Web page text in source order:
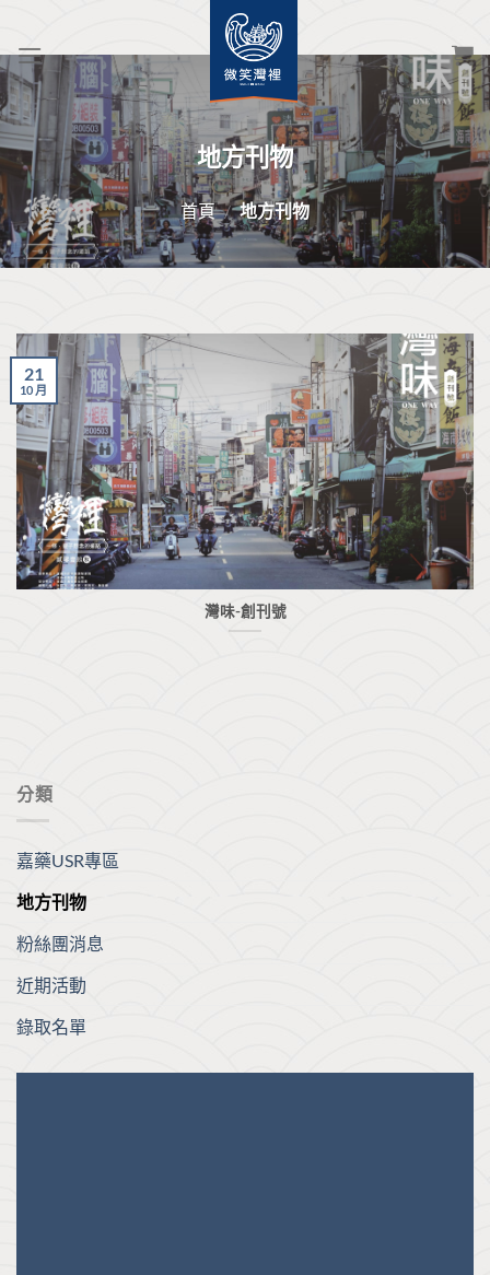
content
地方刊物
首頁 / 地方刊物
灣味-創刊號
21
10 月
分類
嘉藥USR專區
地方刊物
粉絲團消息
近期活動
錄取名單